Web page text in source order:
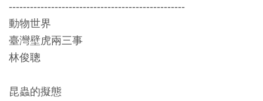
私
權
與
資
安
--------------------------------------------------
動物世界
臺灣壁虎兩三事
林俊聰
昆蟲的擬態